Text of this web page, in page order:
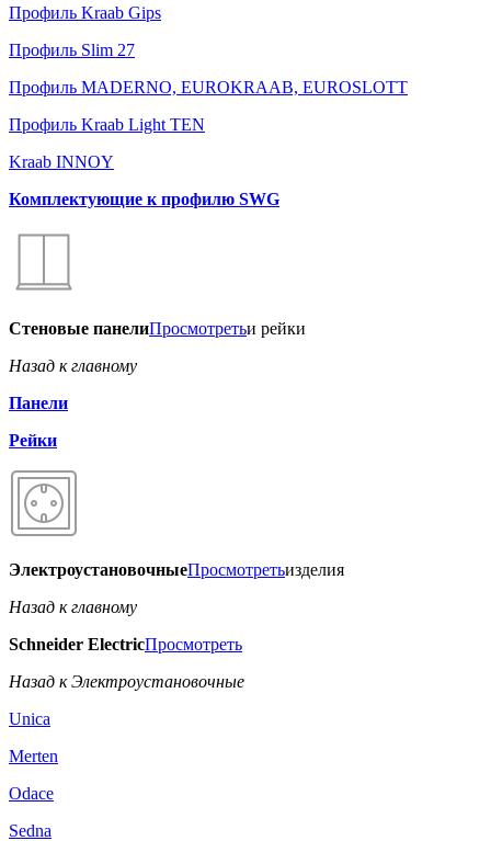
Профиль Kraab Gips
Профиль Slim 27
Профиль MADERNO, EUROKRAAB, EUROSLOTT
Профиль Kraab Light TEN
Kraab INNOY
Комплектующие к профилю SWG
Стеновые панелиПросмотретьи рейки
Назад к главному
Панели
Рейки
ЭлектроустановочныеПросмотретьизделия
Назад к главному
Schneider ElectricПросмотреть
Назад к Электроустановочные
Unica
Merten
Odace
Sedna